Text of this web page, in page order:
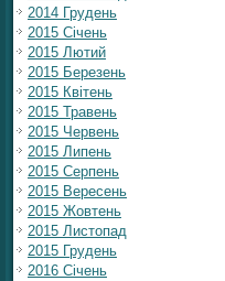
2014 Грудень
2015 Січень
2015 Лютий
2015 Березень
2015 Квітень
2015 Травень
2015 Червень
2015 Липень
2015 Серпень
2015 Вересень
2015 Жовтень
2015 Листопад
2015 Грудень
2016 Січень